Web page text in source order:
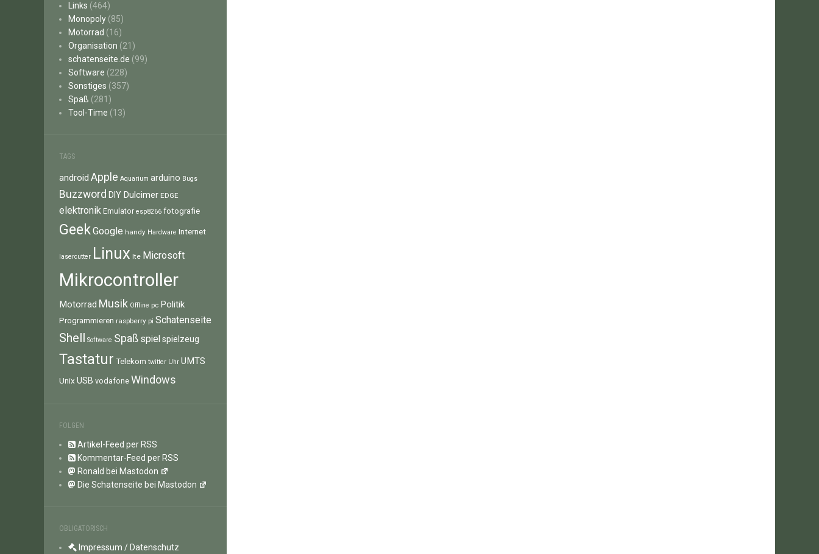
Links (464)
Monopoly (85)
Motorrad (16)
Organisation (21)
schatenseite.de (99)
Software (228)
Sonstiges (357)
Spaß (281)
Tool-Time (13)
TAGS
android Apple Aquarium arduino Bugs
Buzzword DIY Dulcimer EDGE
elektronik Emulator esp8266 fotografie
GeekGoogle handy Hardware Internet
lasercutter Linux lte Microsoft
Mikrocontroller
Motorrad Musik Offline pc Politik
Programmieren raspberry pi Schatenseite
Shell Software Spaß spiel spielzeug
Tastatur Telekom twitter Uhr UMTS
Unix USB vodafone Windows
FOLGEN
Artikel-Feed per RSS
Kommentar-Feed per RSS
Ronald bei Mastodon
Die Schatenseite bei Mastodon
OBLIGATORISCH
Impressum / Datenschutz